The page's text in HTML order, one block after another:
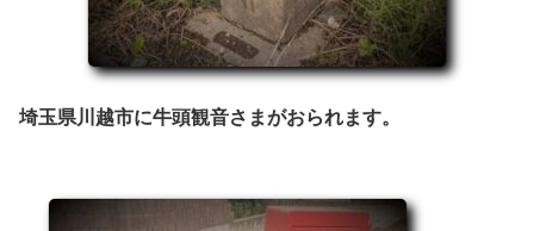
埼玉県川越市に牛頭観音さまがおられます。